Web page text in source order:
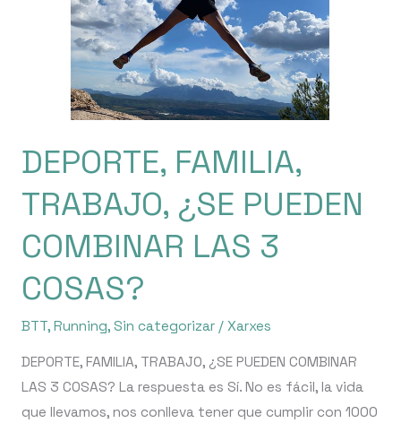
DEPORTE, FAMILIA,
TRABAJO, ¿SE PUEDEN
COMBINAR LAS 3
COSAS?
BTT, Running, Sin categorizar/ Xarxes
DEPORTE, FAMILIA, TRABAJO, ¿SE PUEDEN COMBINAR
LAS 3 COSAS? La respuesta es Sí. No es fácil, la vida
que llevamos, nos conlleva tener que cumplir con 1000
COMBINAR